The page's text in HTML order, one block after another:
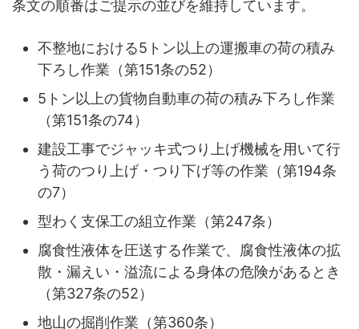
条文の順番はご提示の並びを維持しています。
不整地における5トン以上の運搬車の荷の積み
下ろし作業（第151条の52）
5トン以上の貨物自動車の荷の積み下ろし作業
（第151条の74）
建設工事でジャッキ式つり上げ機械を用いて行
う荷のつり上げ・つり下げ等の作業（第194条
の7）
型わく支保工の組立作業（第247条）
腐食性液体を圧送する作業で、腐食性液体の拡
散・漏えい・溢流による身体の危険があるとき
（第327条の52）
地山の掘削作業（第360条）